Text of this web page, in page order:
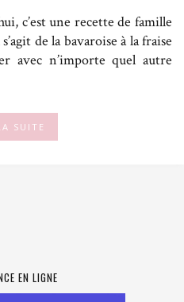
c’est une recette de famille
de la bavaroise à la fraise
avec n’importe quel autre
SUITE
EN LIGNE